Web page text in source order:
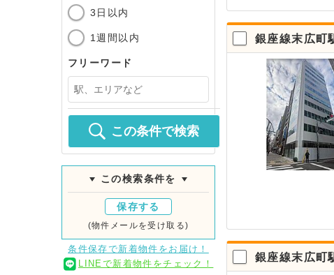
3日以内
1週間以内
フリーワード
この条件で検索
この検索条件を
保存する
(物件メールを受け取る)
条件保存で新着物件をお届け！
LINEで新着物件をチェック！
銀座線末広町
銀座線末広町